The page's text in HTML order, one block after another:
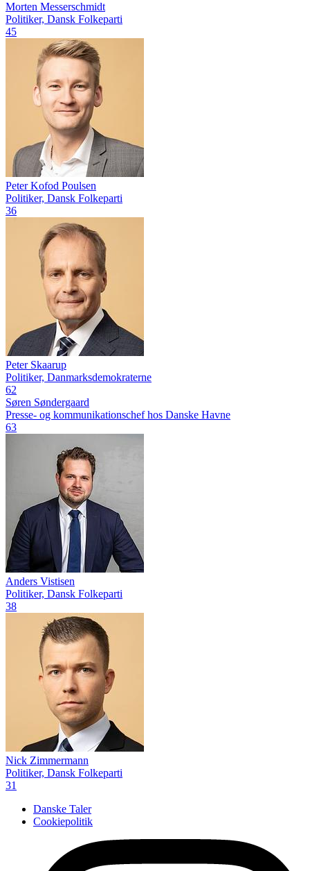
Morten Messerschmidt
Politiker, Dansk Folkeparti
45
Peter Kofod Poulsen
Politiker, Dansk Folkeparti
36
Peter Skaarup
Politiker, Danmarksdemokraterne
62
Søren Søndergaard
Presse- og kommunikationschef hos Danske Havne
63
Anders Vistisen
Politiker, Dansk Folkeparti
38
Nick Zimmermann
Politiker, Dansk Folkeparti
31
Danske Taler
Cookiepolitik